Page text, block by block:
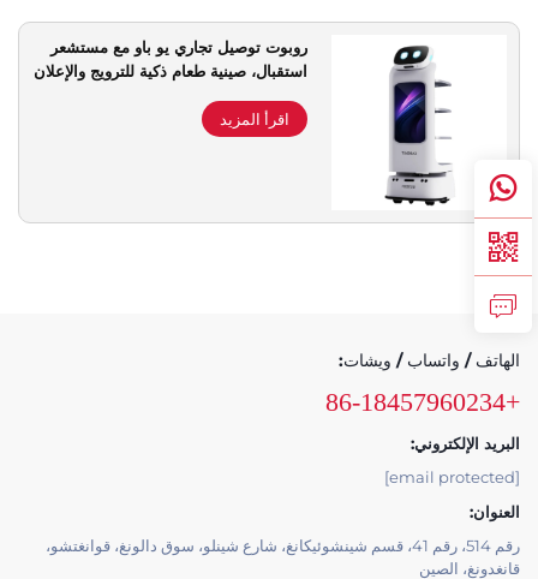
الأخبار
دعم الخدمة
اتصل بنا
روبوت توصيل تجاري يو باو مع مستشعر
استقبال، صينية طعام ذكية للترويج والإعلان
اقرأ المزيد
الهاتف / واتساب / ويشات:
+86-18457960234
البريد الإلكتروني:
[email protected]
العنوان:
رقم 514، رقم 41، قسم شينشوئيكانغ، شارع شينلو، سوق دالونغ، قوانغتشو،
قانغدونغ، الصين